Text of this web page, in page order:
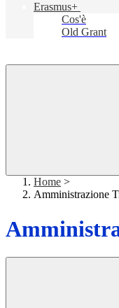
Erasmus+
Cos'è
Old Grant
Home >
Amministrazione